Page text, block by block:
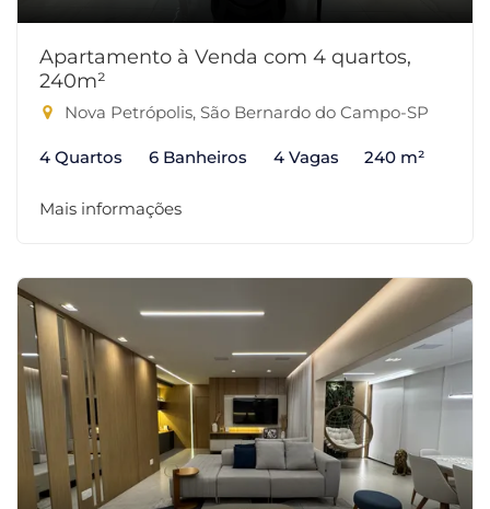
Apartamento à Venda com 4 quartos,
240m²
Nova Petrópolis, São Bernardo do Campo-SP
4 Quartos 6 Banheiros 4 Vagas 240 m²
Mais informações